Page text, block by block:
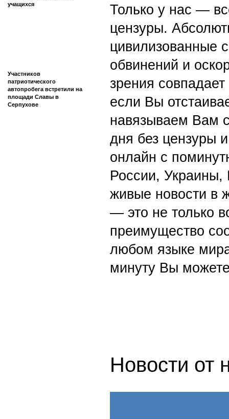
учащихся
Участников
патриотического
автопробега встретили на
площади Славы в
Серпухове
Только у нас —
цензуры.
цивилизованные
обвинений и
зрения
если Вы
навязываем Вам
дня без цензуры
онлайн с
России,
живые новости в
— это не только
преимущество
любом языке
минуту Вы
Новости от